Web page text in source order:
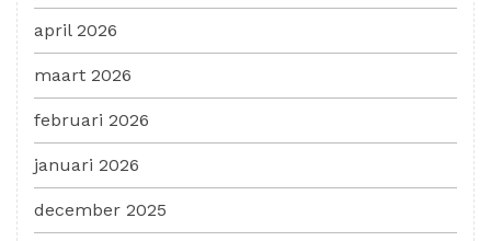
april 2026
maart 2026
februari 2026
januari 2026
december 2025